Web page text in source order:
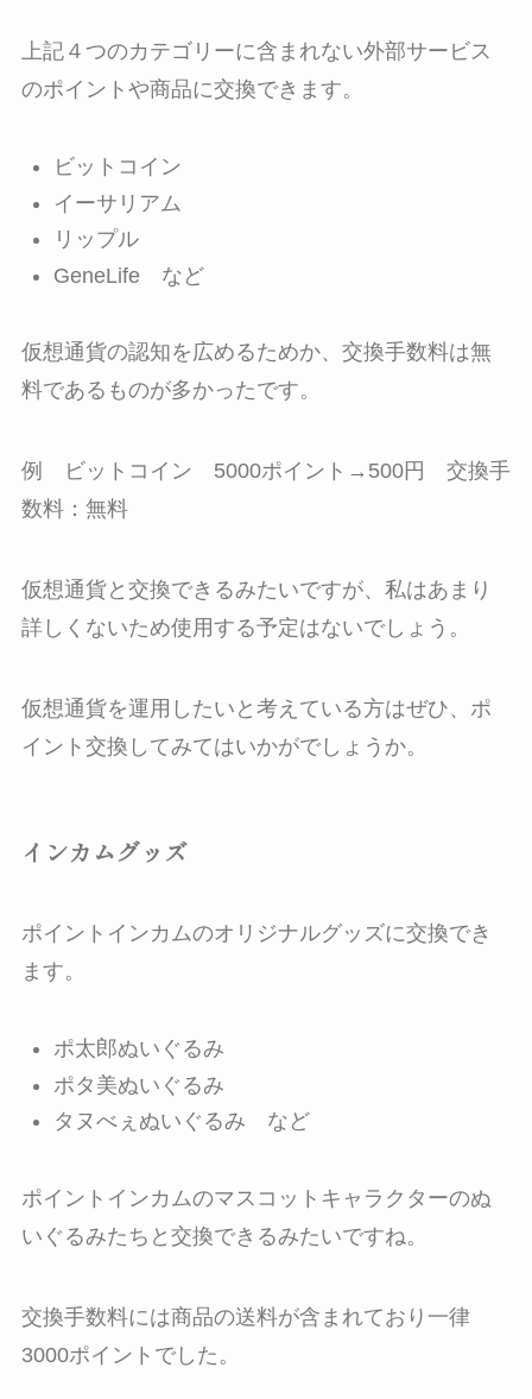
上記４つのカテゴリーに含まれない外部サービス
のポイントや商品に交換できます。
ビットコイン
イーサリアム
リップル
GeneLife など
仮想通貨の認知を広めるためか、交換手数料は無
料であるものが多かったです。
例 ビットコイン 5000ポイント→500円 交換手
数料：無料
仮想通貨と交換できるみたいですが、私はあまり
詳しくないため使用する予定はないでしょう。
仮想通貨を運用したいと考えている方はぜひ、ポ
イント交換してみてはいかがでしょうか。
インカムグッズ
ポイントインカムのオリジナルグッズに交換でき
ます。
ポ太郎ぬいぐるみ
ポタ美ぬいぐるみ
タヌべぇぬいぐるみ など
ポイントインカムのマスコットキャラクターのぬ
いぐるみたちと交換できるみたいですね。
交換手数料には商品の送料が含まれており一律
3000ポイントでした。